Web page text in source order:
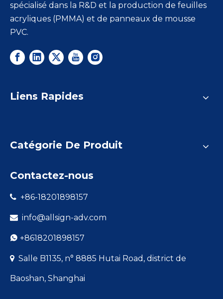
spécialisé dans la R&D et la production de feuilles
acryliques (PMMA) et de panneaux de mousse
PVC.
Liens Rapides
Catégorie De Produit
Contactez-nous
 +86-18201898157
 info@allsign-adv.com
 +8618201898157
 Salle B1135, n° 8885 Hutai Road, district de
Baoshan, Shanghai